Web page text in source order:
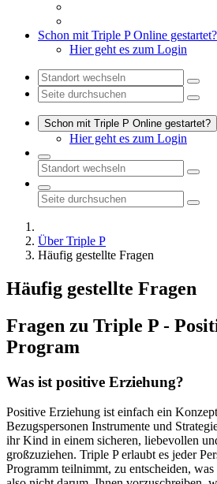
Schon mit Triple P Online gestartet?
Hier geht es zum Login
Schon mit Triple P Online gestartet?
Hier geht es zum Login
Über Triple P
Häufig gestellte Fragen
Häufig gestellte Fragen
Fragen zu Triple P -
Program
Was ist positive Erziehung?
Positive Erziehung ist einfach ein
Bezugspersonen Instrumente und
ihr Kind in einem sicheren, liebevollen
großzuziehen. Triple P erlaubt es jeder
Programm teilnimmt, zu entscheiden,